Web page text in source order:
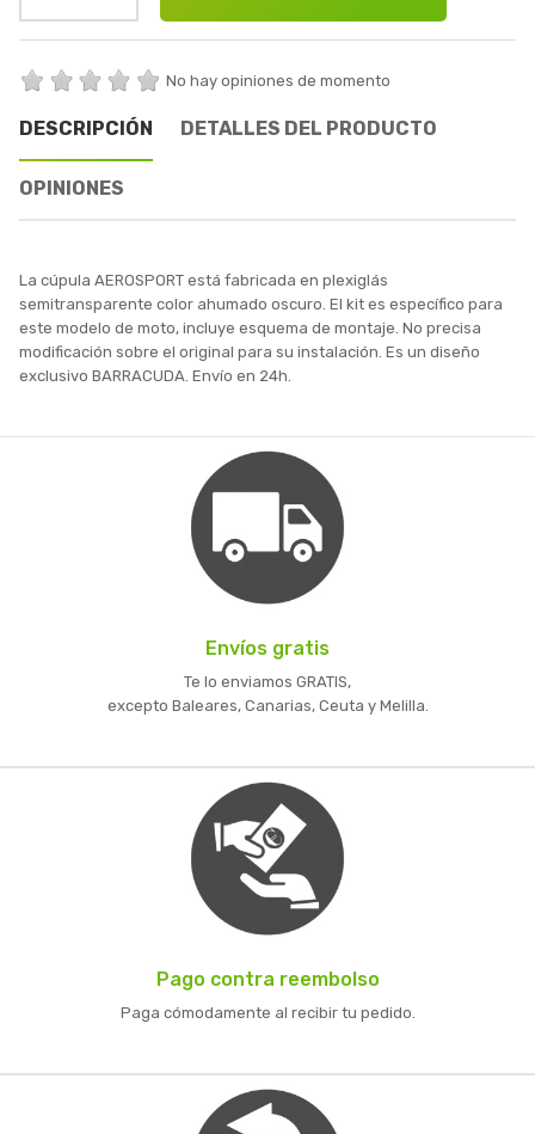
No hay opiniones de momento
DESCRIPCIÓN DETALLES DEL PRODUCTO
OPINIONES
La cúpula AEROSPORT está fabricada en plexiglás
semitransparente color ahumado oscuro. El kit es específico para
este modelo de moto, incluye esquema de montaje. No precisa
modificación sobre el original para su instalación. Es un diseño
exclusivo BARRACUDA. Envío en 24h.
Envíos gratis
Te lo enviamos GRATIS,
excepto Baleares, Canarias, Ceuta y Melilla.
Pago contra reembolso
Paga cómodamente al recibir tu pedido.